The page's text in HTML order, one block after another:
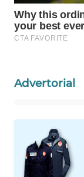
Advertorial
Group
WAHANA
WAHANA
TANI
WAHANA
ADVOKAT
WAHANA